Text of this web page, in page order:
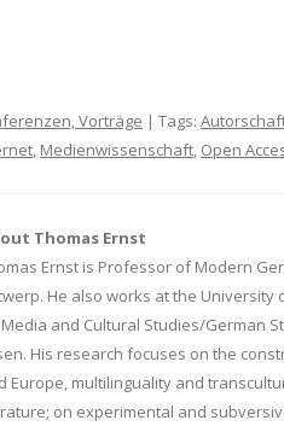
Vorträge | Tags:
, Medienwissenschaft, Open
Thomas Ernst
Ernst is Professor of Modern
He also works at the
and Cultural Studies/German
His research focuses on the
Europe, multilinguality and
on experimental and